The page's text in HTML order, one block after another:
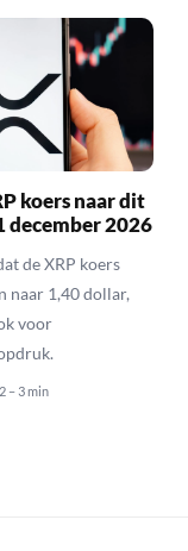
koers naar dit
december 2026
de XRP koers
naar 1,40 dollar,
voor
– 3 min